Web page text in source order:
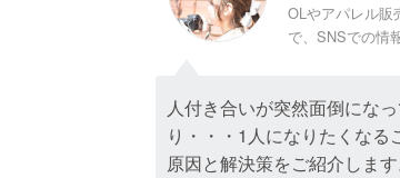
OLやアパレル販
で、SNSでの情
人付き合いが突然面倒にな
り・・・1人になりたくな
原因と解決策をご紹介します